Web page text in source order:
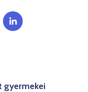
gyermekei